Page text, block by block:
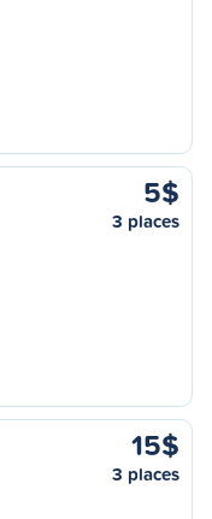
5$
3 places
15$
3 places